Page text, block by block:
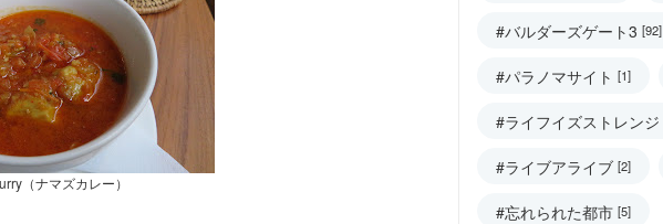
（ナマズカレー）
#バルダーズゲート3 [92]
#パラノマサイト [1]
#ライフイズストレンジ
#ライブアライブ [2]
#忘れられた都市 [5]